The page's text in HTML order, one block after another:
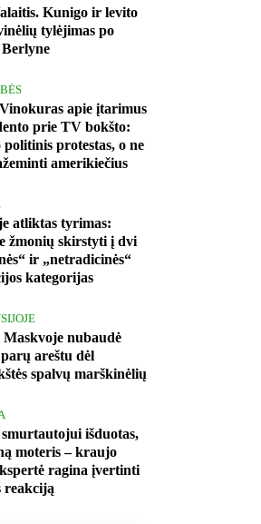
Kunigo ir levito
tylėjimas po
apie įtarimus
prie TV bokšto:
protestas, o ne
amerikiečius
atliktas tyrimas:
žmonių skirstyti į dvi
ir „netradicinės“
kategorijas
Maskvoje nubaudė
areštu dėl
spalvų marškinėlių
išduotas,
moteris – kraujo
ragina įvertinti
reakciją